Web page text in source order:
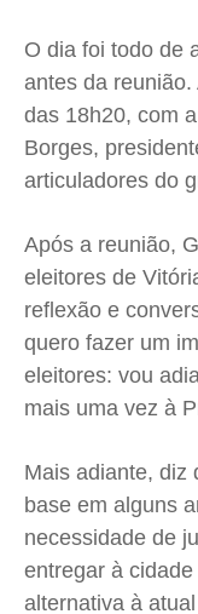
O dia foi todo de
antes da
das 18h20, com
Borges,
articuladores do
Após a reunião,
eleitores de
reflexão e
quero fazer um
eleitores: vou
mais uma vez à
Mais adiante, diz
base em alguns
necessidade de
entregar à
alternativa à